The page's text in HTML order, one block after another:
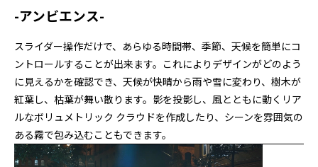
-アンビエンス-
スライダー操作だけで、あらゆる時間帯、季節、天候を簡単にコ
ントロールすることが出来ます。これによりデザインがどのよう
に見えるかを確認でき、天候が快晴から雨や雪に変わり、樹木が
紅葉し、枯葉が舞い散ります。影を投影し、風とともに動くリア
ルなボリュメトリック クラウドを作成したり、シーンを雰囲気の
ある霧で包み込むこともできます。